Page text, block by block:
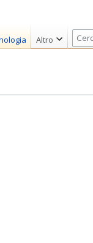
Altro
R
i
r